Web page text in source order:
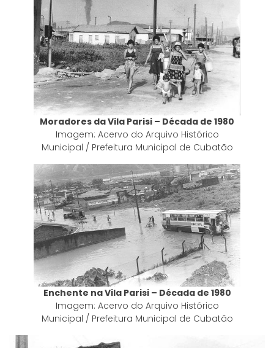
Moradores da Vila Parisi – Década de 1980
Imagem: Acervo do Arquivo Histórico
Municipal / Prefeitura Municipal de Cubatão
Enchente na Vila Parisi – Década de 1980
Imagem: Acervo do Arquivo Histórico
Municipal / Prefeitura Municipal de Cubatão